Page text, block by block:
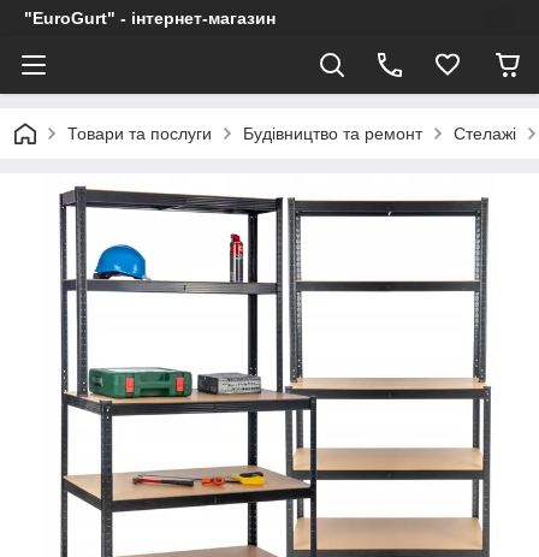
"EuroGurt" - інтернет-магазин
Товари та послуги Будівництво та ремонт Стелажі